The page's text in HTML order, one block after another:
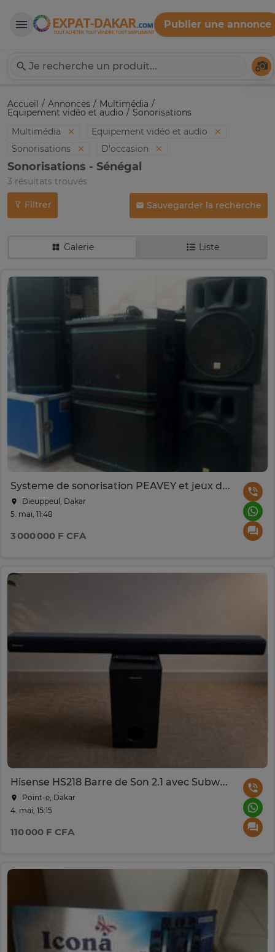
Expat-Dakar
Publier une annonce
Accueil Annonces Multimédia
Equipement vidéo et audio
Sonorisations
Multimédia
Equipement vidéo et audio
Sonorisations
D'occasion
Sonorisations - Sénégal
3 résultats trouvés
Filtrer Sauvegarder la recherche
Galerie Liste
Systeme de sonorisation PEAVEY et jeux de lumières
Dieuppeul, Dakar
5. mai, 11:48
3 000 000 F CFA
Hisense HS218 Barre de Son 2.1 avec Subwoofer Sans Fil
Point-e, Dakar
4. mai, 15:15
110 000 F CFA